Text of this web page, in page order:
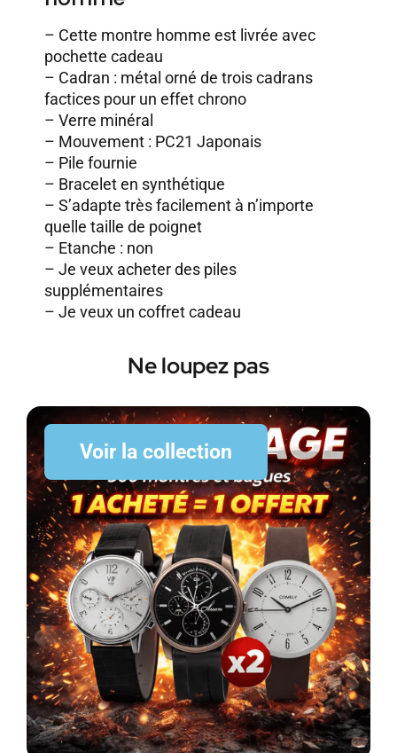
– Cette montre homme est livrée avec
pochette cadeau
– Cadran : métal orné de trois cadrans
factices pour un effet chrono
– Verre minéral
– Mouvement : PC21 Japonais
– Pile fournie
– Bracelet en synthétique
– S’adapte très facilement à n’importe
quelle taille de poignet
– Etanche : non
– Je veux acheter des piles
supplémentaires
– Je veux un coffret cadeau
Ne loupez pas
Voir la collection